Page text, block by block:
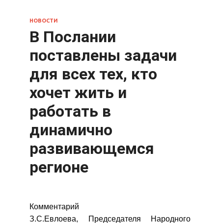
НОВОСТИ
В Послании
поставлены задачи
для всех тех, кто
хочет жить и
работать в
динамично
развивающемся
регионе
Комментарий
З.С.Евлоева, Председателя Народного